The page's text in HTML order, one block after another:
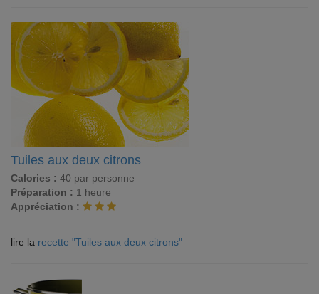
Tuiles aux deux citrons
Calories : 40 par personne
Préparation : 1 heure
Appréciation :
lire la recette "Tuiles aux deux citrons"